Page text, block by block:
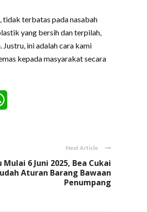
tidak terbatas pada nasabah
yang bersih dan terpilah,
ini adalah cara kami
kepada masyarakat secara
Next Article
Mulai 6 Juni 2025, Bea Cukai
Aturan Barang Bawaan
Penumpang